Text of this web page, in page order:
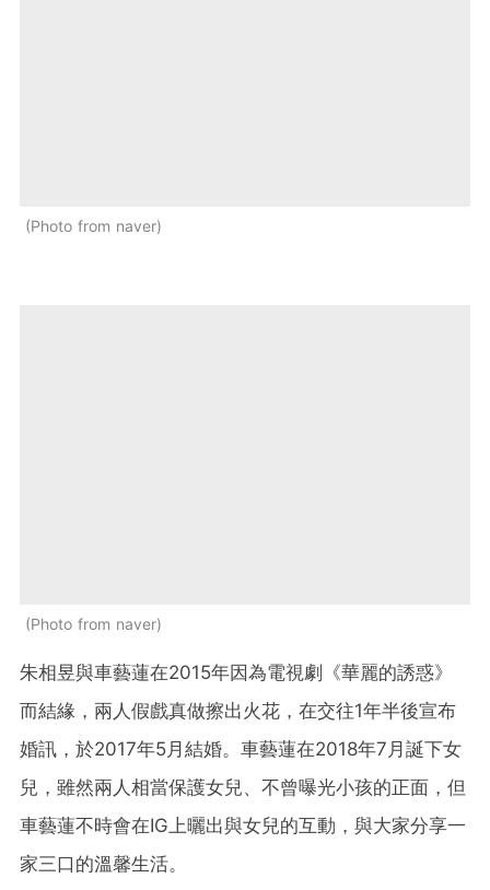
Photo from naver
Photo from naver
朱相昱與車藝蓮在2015年因為電視劇《華麗的誘惑》
而結緣，兩人假戲真做擦出火花，在交往1年半後宣布
婚訊，於2017年5月結婚。車藝蓮在2018年7月誕下女
兒，雖然兩人相當保護女兒、不曾曝光小孩的正面，但
車藝蓮不時會在IG上曬出與女兒的互動，與大家分享一
家三口的溫馨生活。